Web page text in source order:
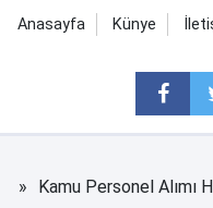
Anasayfa Künye
Kamu Personel Alımı